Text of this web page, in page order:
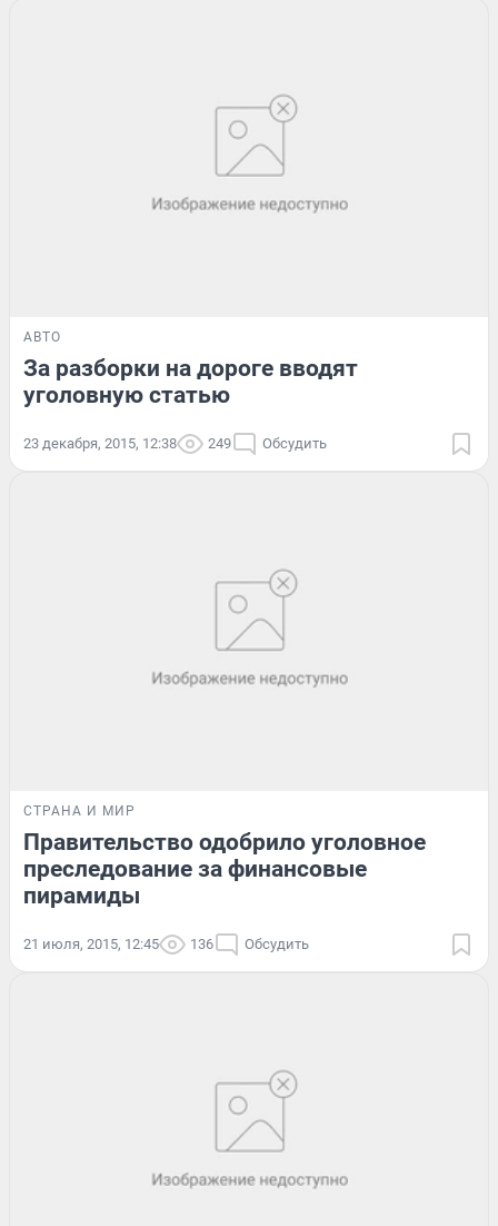
АВТО
За разборки на дороге вводят
уголовную статью
23 декабря, 2015, 12:38 249 Обсудить
СТРАНА И МИР
Правительство одобрило уголовное
преследование за финансовые
пирамиды
21 июля, 2015, 12:45 136 Обсудить